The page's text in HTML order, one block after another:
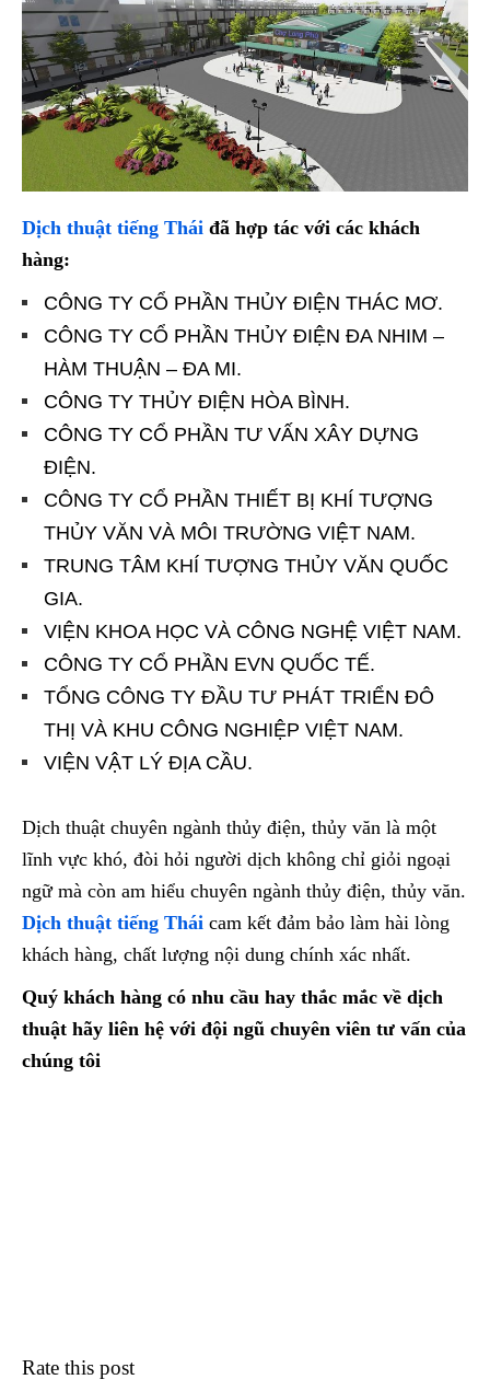
Dịch thuật tiếng Thái đã hợp tác với các khách
hàng:
CÔNG TY CỔ PHẦN THỦY ĐIỆN THÁC MƠ.
CÔNG TY CỔ PHẦN THỦY ĐIỆN ĐA NHIM –
HÀM THUẬN – ĐA MI.
CÔNG TY THỦY ĐIỆN HÒA BÌNH.
CÔNG TY CỔ PHẦN TƯ VẤN XÂY DỰNG
ĐIỆN.
CÔNG TY CỔ PHẦN THIẾT BỊ KHÍ TƯỢNG
THỦY VĂN VÀ MÔI TRƯỜNG VIỆT NAM.
TRUNG TÂM KHÍ TƯỢNG THỦY VĂN QUỐC
GIA.
VIỆN KHOA HỌC VÀ CÔNG NGHỆ VIỆT NAM.
CÔNG TY CỔ PHẦN EVN QUỐC TẾ.
TỔNG CÔNG TY ĐẦU TƯ PHÁT TRIỂN ĐÔ
THỊ VÀ KHU CÔNG NGHIỆP VIỆT NAM.
VIỆN VẬT LÝ ĐỊA CẦU.
Dịch thuật chuyên ngành thủy điện, thủy văn là một
lĩnh vực khó, đòi hỏi người dịch không chỉ giỏi ngoại
ngữ mà còn am hiểu chuyên ngành thủy điện, thủy văn.
Dịch thuật tiếng Thái cam kết đảm bảo làm hài lòng
khách hàng, chất lượng nội dung chính xác nhất.
Quý khách hàng có nhu cầu hay thắc mắc về dịch
thuật hãy liên hệ với đội ngũ chuyên viên tư vấn của
chúng tôi
Rate this post